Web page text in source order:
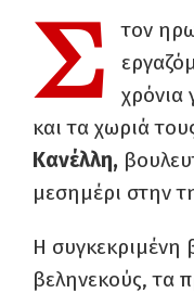
Σ
τον
χρόνια
και τα χωριά
Κανέλλη,
μεσημέρι στην
Η συγκεκριμένη
βεληνεκούς, τα